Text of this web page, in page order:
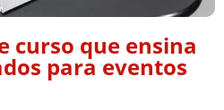
curso que ensina
para eventos